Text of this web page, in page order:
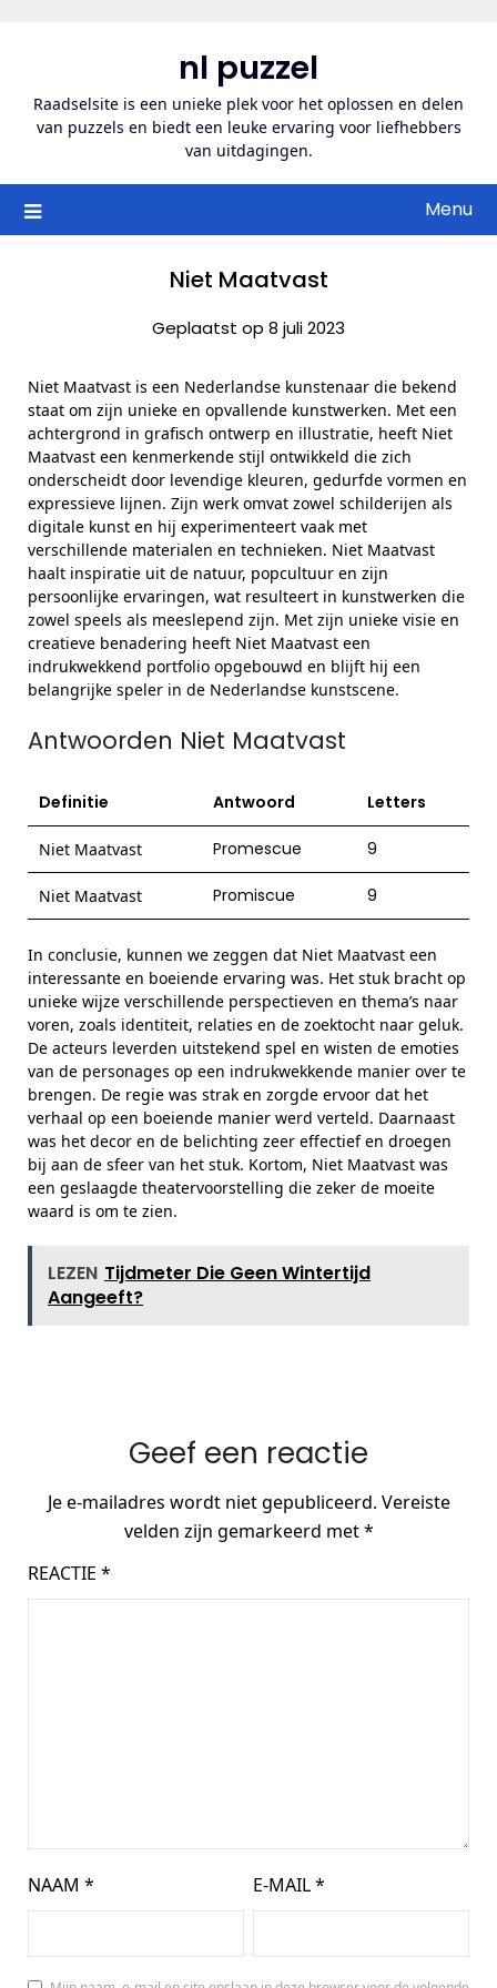
inhoud
nl puzzel
Raadselsite is een unieke plek voor het oplossen en delen
van puzzels en biedt een leuke ervaring voor liefhebbers
van uitdagingen.
Menu
Niet Maatvast
Geplaatst op 8 juli 2023
Niet Maatvast is een Nederlandse kunstenaar die bekend
staat om zijn unieke en opvallende kunstwerken. Met een
achtergrond in grafisch ontwerp en illustratie, heeft Niet
Maatvast een kenmerkende stijl ontwikkeld die zich
onderscheidt door levendige kleuren, gedurfde vormen en
expressieve lijnen. Zijn werk omvat zowel schilderijen als
digitale kunst en hij experimenteert vaak met
verschillende materialen en technieken. Niet Maatvast
haalt inspiratie uit de natuur, popcultuur en zijn
persoonlijke ervaringen, wat resulteert in kunstwerken die
zowel speels als meeslepend zijn. Met zijn unieke visie en
creatieve benadering heeft Niet Maatvast een
indrukwekkend portfolio opgebouwd en blijft hij een
belangrijke speler in de Nederlandse kunstscene.
Antwoorden Niet Maatvast
Definitie Antwoord Letters
Niet Maatvast Promescue 9
Niet Maatvast Promiscue 9
In conclusie, kunnen we zeggen dat Niet Maatvast een
interessante en boeiende ervaring was. Het stuk bracht op
unieke wijze verschillende perspectieven en thema’s naar
voren, zoals identiteit, relaties en de zoektocht naar geluk.
De acteurs leverden uitstekend spel en wisten de emoties
van de personages op een indrukwekkende manier over te
brengen. De regie was strak en zorgde ervoor dat het
verhaal op een boeiende manier werd verteld. Daarnaast
was het decor en de belichting zeer effectief en droegen
bij aan de sfeer van het stuk. Kortom, Niet Maatvast was
een geslaagde theatervoorstelling die zeker de moeite
waard is om te zien.
LEZEN Tijdmeter Die Geen Wintertijd
Aangeeft?
Geef een reactie
Je e-mailadres wordt niet gepubliceerd. Vereiste
velden zijn gemarkeerd met*
REACTIE *
NAAM * E-MAIL*